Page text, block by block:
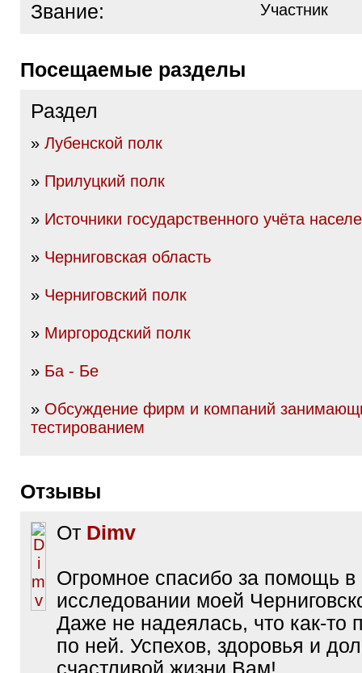
Звание: Участник
Посещаемые разделы
Раздел
» Лубенской полк
» Прилуцкий полк
» Источники государственного учёта
» Черниговская область
» Черниговский полк
» Миргородский полк
» Ба - Бе
» Обсуждение фирм и компаний
тестированием
Отзывы
От Dimv
Огромное спасибо за помощь в
исследовании моей
Даже не надеялась, что как-то
по ней. Успехов, здоровья и
счастливой жизни Вам!